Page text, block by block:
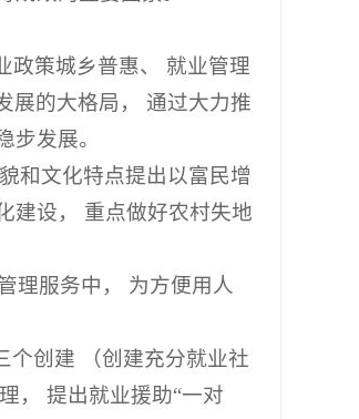
政策城乡普惠、 就业管理
展的大格局， 通过大力推
发展。
和文化特点提出以富民增
建设， 重点做好农村失地
理服务中， 为方便用人
个创建 （创建充分就业社
， 提出就业援助“一对